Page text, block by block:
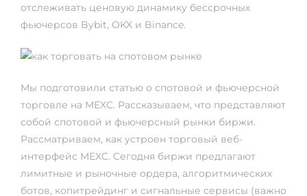
отслеживать ценовую динамику бессрочных
фьючерсов Bybit, OKX и Binance.
Мы подготовили статью о спотовой и фьючерсной
торговле на MEXC. Рассказываем, что представляют
собой спотовой и фьючерсный рынки биржи.
Рассматриваем, как устроен торговый веб-
интерфейс MEXC. Сегодня биржи предлагают
лимитные и рыночные ордера, алгоритмических
ботов, копитрейдинг и сигнальные сервисы (важно